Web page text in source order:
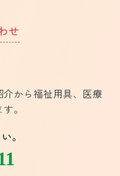
せ
から福祉用具、医療
。
。